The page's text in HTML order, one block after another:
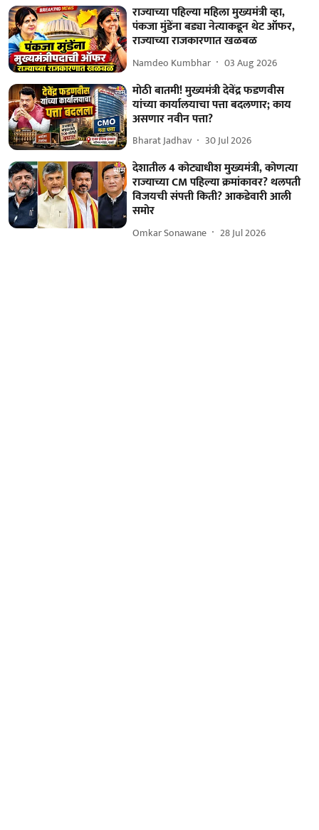
राज्याच्या पहिल्या महिला मुख्यमंत्री व्हा,
पंकजा मुंडेंना बड्या नेत्याकडून थेट ऑफर,
राज्याच्या राजकारणात खळबळ
Namdeo Kumbhar 03 Aug 2026
मोठी बातमी! मुख्यमंत्री देवेंद्र फडणवीस
यांच्या कार्यालयाचा पत्ता बदलणार; काय
असणार नवीन पत्ता?
Bharat Jadhav 30 Jul 2026
देशातील 4 कोट्याधीश मुख्यमंत्री, कोणत्या
राज्याच्या CM पहिल्या क्रमांकावर? थलपती
विजयची संपत्ती किती? आकडेवारी आली
समोर
Omkar Sonawane 28 Jul 2026